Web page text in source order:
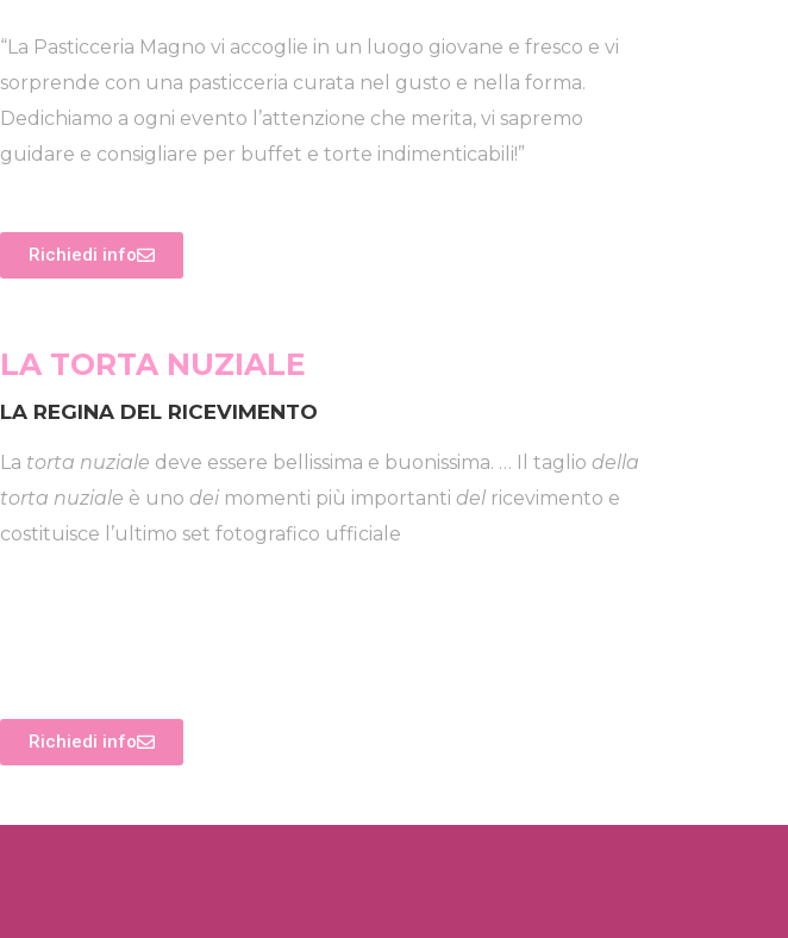
“La Pasticceria Magno vi accoglie in un luogo giovane e fresco e vi
sorprende con una pasticceria curata nel gusto e nella forma.
Dedichiamo a ogni evento l’attenzione che merita, vi sapremo
guidare e consigliare per buffet e torte indimenticabili!”
Richiedi info
LA TORTA NUZIALE
LA REGINA DEL RICEVIMENTO
La torta nuziale deve essere bellissima e buonissima. … Il taglio della
torta nuziale è uno dei momenti più importanti del ricevimento e
costituisce l’ultimo set fotografico ufficiale
Richiedi info